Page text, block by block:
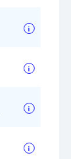
i
i
i
i